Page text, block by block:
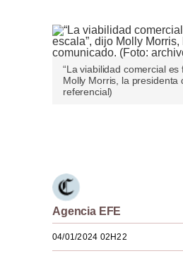
“La viabilidad comercial
Molly Morris, la presidenta
referencial)
Agencia EFE
04/01/2024 02H22